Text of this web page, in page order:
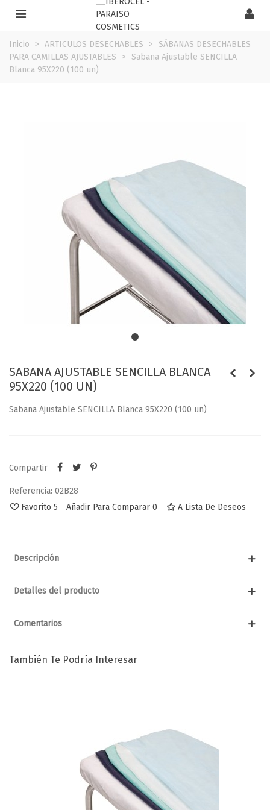
Inicio > ARTICULOS DESECHABLES > SÁBANAS DESECHABLES
PARA CAMILLAS AJUSTABLES > Sabana Ajustable SENCILLA
Blanca 95X220 (100 un)
SABANA AJUSTABLE SENCILLA BLANCA
95X220 (100 UN)
Sabana Ajustable SENCILLA Blanca 95X220 (100 un)
Compartir
Referencia: 02B28
Favorito 5 Añadir Para Comparar 0 A Lista De Deseos
Descripción
Detalles del producto
Comentarios
También Te Podría Interesar